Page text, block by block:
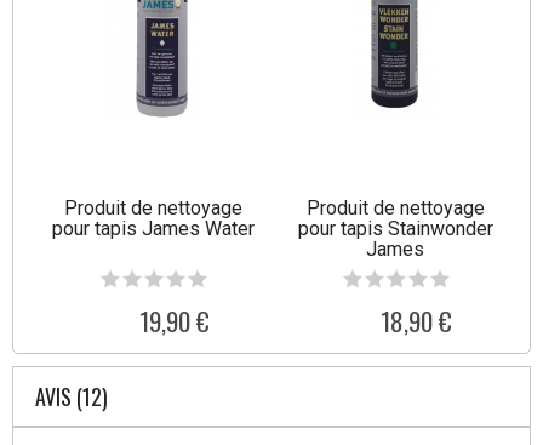
Produit de nettoyage
pour tapis James Water
19,90 €
Produit de nettoyage
pour tapis Stainwonder
James
18,90 €
AVIS (12)